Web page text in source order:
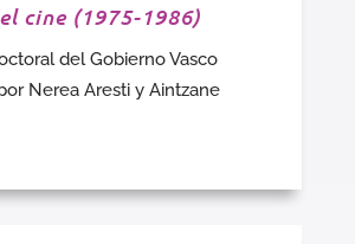
cine (1975-1986)
del Gobierno Vasco
Nerea Aresti y Aintzane